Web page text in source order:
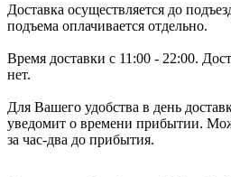
Доставка осуществляется до
подъема оплачивается отдельно.
Время доставки с 11:00 - 22:00.
нет.
Для Вашего удобства в день
уведомит о времени прибытии.
за час-два до прибытия.